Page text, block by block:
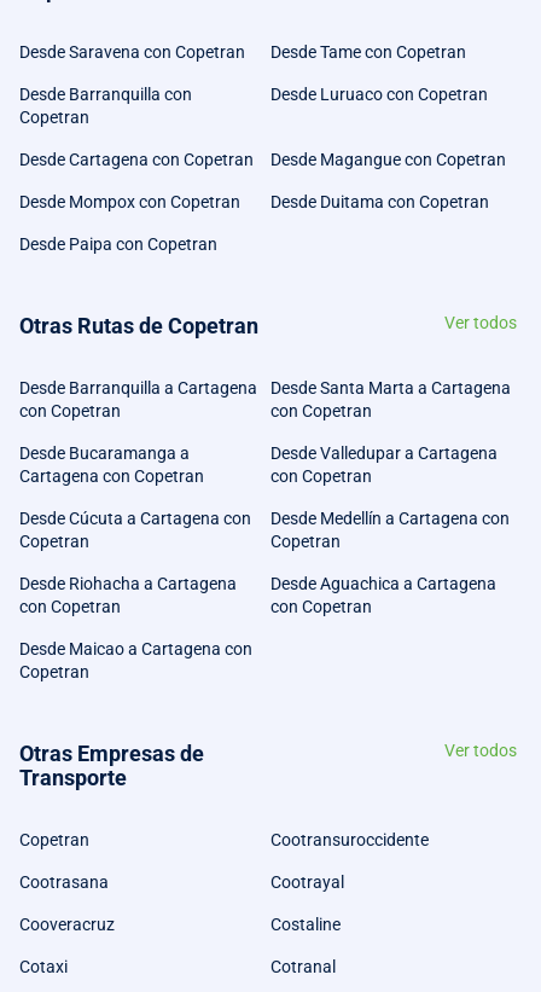
Desde Saravena con Copetran Desde Tame con Copetran
Desde Barranquilla con
Copetran
Desde Luruaco con Copetran
Desde Cartagena con Copetran Desde Magangue con Copetran
Desde Mompox con Copetran Desde Duitama con Copetran
Desde Paipa con Copetran
Otras Rutas de Copetran Ver todos
Desde Barranquilla a Cartagena
con Copetran
Desde Santa Marta a Cartagena
con Copetran
Desde Bucaramanga a
Cartagena con Copetran
Desde Valledupar a Cartagena
con Copetran
Desde Cúcuta a Cartagena con
Copetran
Desde Medellín a Cartagena con
Copetran
Desde Riohacha a Cartagena
con Copetran
Desde Aguachica a Cartagena
con Copetran
Desde Maicao a Cartagena con
Copetran
Otras Empresas de
Transporte
Ver todos
Copetran Cootransuroccidente
Cootrasana Cootrayal
Cooveracruz Costaline
Cotaxi Cotranal